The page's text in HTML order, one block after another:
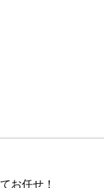
お任せ！